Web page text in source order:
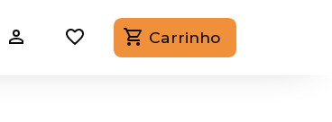
Carrinho